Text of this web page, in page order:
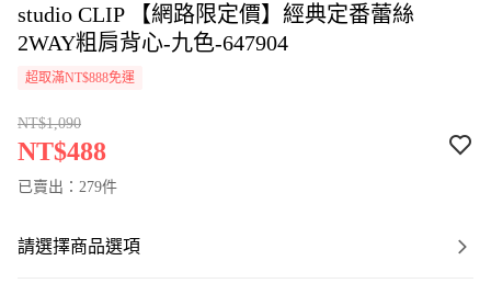
studio CLIP 【網路限定價】經典定番蕾絲
2WAY粗肩背心-九色-647904
超取滿NT$888免運
NT$1,090
NT$488
已賣出：279件
請選擇商品選項